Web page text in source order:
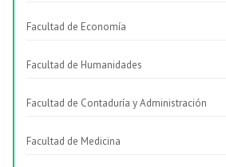
Facultad de Economía
Facultad de Humanidades
Facultad de Contaduría y Administración
Facultad de Medicina